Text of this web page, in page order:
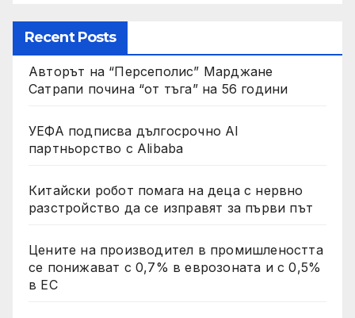
Recent Posts
Авторът на “Персеполис” Марджане
Сатрапи почина “от тъга” на 56 години
УЕФА подписва дългосрочно AI
партньорство с Alibaba
Китайски робот помага на деца с нервно
разстройство да се изправят за първи път
Цените на производител в промишлеността
се понижават с 0,7% в еврозоната и с 0,5%
в ЕС